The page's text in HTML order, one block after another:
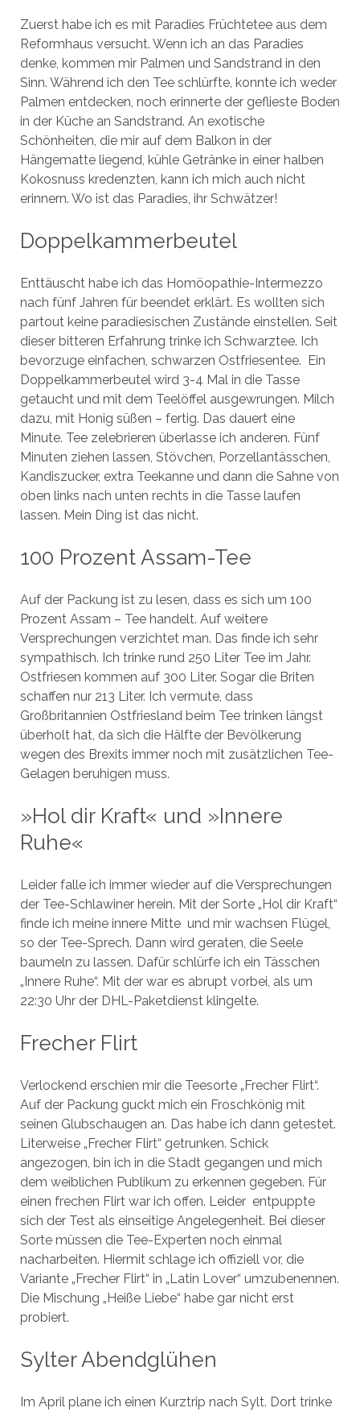
Zuerst habe ich es mit Paradies Früchtetee aus dem
Reformhaus versucht. Wenn ich an das Paradies
denke, kommen mir Palmen und Sandstrand in den
Sinn. Während ich den Tee schlürfte, konnte ich weder
Palmen entdecken, noch erinnerte der geflieste Boden
in der Küche an Sandstrand. An exotische
Schönheiten, die mir auf dem Balkon in der
Hängematte liegend, kühle Getränke in einer halben
Kokosnuss kredenzten, kann ich mich auch nicht
erinnern. Wo ist das Paradies, ihr Schwätzer!
Doppelkammerbeutel
Enttäuscht habe ich das Homöopathie-Intermezzo
nach fünf Jahren für beendet erklärt. Es wollten sich
partout keine paradiesischen Zustände einstellen. Seit
dieser bitteren Erfahrung trinke ich Schwarztee. Ich
bevorzuge einfachen, schwarzen Ostfriesentee. Ein
Doppelkammerbeutel wird 3-4 Mal in die Tasse
getaucht und mit dem Teelöffel ausgewrungen. Milch
dazu, mit Honig süßen – fertig. Das dauert eine
Minute. Tee zelebrieren überlasse ich anderen. Fünf
Minuten ziehen lassen, Stövchen, Porzellantässchen,
Kandiszucker, extra Teekanne und dann die Sahne von
oben links nach unten rechts in die Tasse laufen
lassen. Mein Ding ist das nicht.
100 Prozent Assam-Tee
Auf der Packung ist zu lesen, dass es sich um 100
Prozent Assam – Tee handelt. Auf weitere
Versprechungen verzichtet man. Das finde ich sehr
sympathisch. Ich trinke rund 250 Liter Tee im Jahr.
Ostfriesen kommen auf 300 Liter. Sogar die Briten
schaffen nur 213 Liter. Ich vermute, dass
Großbritannien Ostfriesland beim Tee trinken längst
überholt hat, da sich die Hälfte der Bevölkerung
wegen des Brexits immer noch mit zusätzlichen Tee-
Gelagen beruhigen muss.
»Hol dir Kraft« und »Innere
Ruhe«
Leider falle ich immer wieder auf die Versprechungen
der Tee-Schlawiner herein. Mit der Sorte „Hol dir Kraft“
finde ich meine innere Mitte und mir wachsen Flügel,
so der Tee-Sprech. Dann wird geraten, die Seele
baumeln zu lassen. Dafür schlürfe ich ein Tässchen
„Innere Ruhe“. Mit der war es abrupt vorbei, als um
22:30 Uhr der DHL-Paketdienst klingelte.
Frecher Flirt
Verlockend erschien mir die Teesorte „Frecher Flirt“.
Auf der Packung guckt mich ein Froschkönig mit
seinen Glubschaugen an. Das habe ich dann getestet.
Literweise „Frecher Flirt“ getrunken. Schick
angezogen, bin ich in die Stadt gegangen und mich
dem weiblichen Publikum zu erkennen gegeben. Für
einen frechen Flirt war ich offen. Leider entpuppte
sich der Test als einseitige Angelegenheit. Bei dieser
Sorte müssen die Tee-Experten noch einmal
nacharbeiten. Hiermit schlage ich offiziell vor, die
Variante „Frecher Flirt“ in „Latin Lover“ umzubenennen.
Die Mischung „Heiße Liebe“ habe gar nicht erst
probiert.
Sylter Abendglühen
Im April plane ich einen Kurztrip nach Sylt. Dort trinke